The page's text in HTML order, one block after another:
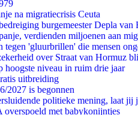
na migratiecrisis Ceuta
burgemeester Depla van
verdienden miljoenen aan
'gluurbrillen' die mensen
over Straat van Hormuz
niveau in ruim drie jaar
uitbreiding
2027 is begonnen
politieke mening, laat jij
overspoeld met babykonijntjes